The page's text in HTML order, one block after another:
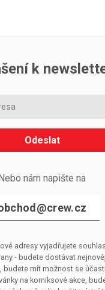
k
Odeslat
Nebo nám napište na
adresy vyjadřujete
- budete dostávat
budete mít možnost se
na komiksové akce,